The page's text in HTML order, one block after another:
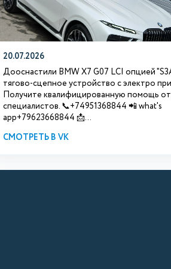
20.07.2026
Дооснастили BMW Х7 G07 LCI опцией
тягово-сцепное устройство с электро
Получите квалифицированную помощь от
специалистов. 📞+74951368844 📲 what's
app+79623668844 📩...
СМОТРЕТЬ В VK